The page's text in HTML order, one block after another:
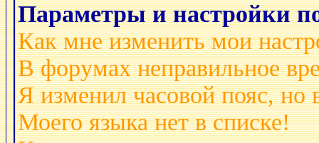
Параметры и настройки
Как мне изменить мои
В форумах неправильное
Я изменил часовой пояс, но
Моего языка нет в списке!